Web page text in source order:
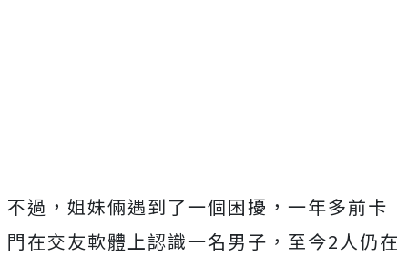
不過，姐妹倆遇到了一個困擾，一年多前卡
門在交友軟體上認識一名男子，至今2人仍在